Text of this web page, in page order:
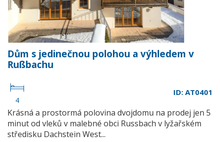
Dům s jedinečnou polohou a výhledem v
Rußbachu
4
ID: AT0401
Krásná a prostormá polovina dvojdomu na prodej jen 5
minut od vleků v malebné obci Russbach v lyžařském
středisku Dachstein West...